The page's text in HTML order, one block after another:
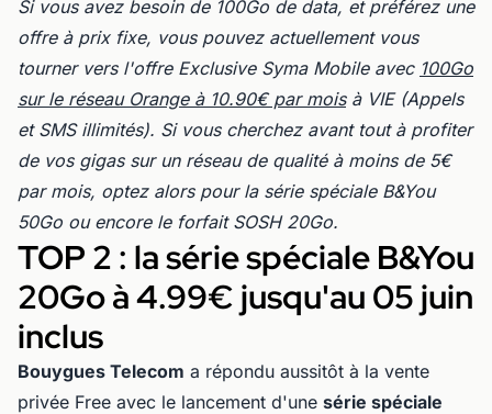
Si vous avez besoin de 100Go de data, et préférez une
offre à prix fixe, vous pouvez actuellement vous
tourner vers l'offre Exclusive Syma Mobile avec 100Go
sur le réseau Orange à 10.90€ par moisà VIE (Appels
et SMS illimités). Si vous cherchez avant tout à profiter
de vos gigas sur un réseau de qualité à moins de 5€
par mois, optez alors pour la série spéciale B&You
50Go ou encore le forfait SOSH 20Go.
TOP 2 : la série spéciale B&You
20Go à 4.99€ jusqu'au 05 juin
inclus
Bouygues Telecom a répondu aussitôt à la vente
privée Free avec le lancement d'une série spéciale